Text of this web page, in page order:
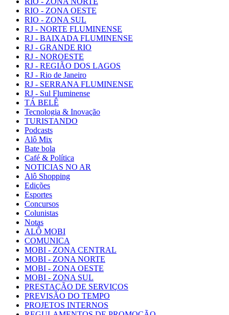
RIO - ZONA OESTE
RIO - ZONA SUL
RJ - NORTE FLUMINENSE
RJ - BAIXADA FLUMINENSE
RJ - GRANDE RIO
RJ - NOROESTE
RJ - REGIÃO DOS LAGOS
RJ - Rio de Janeiro
RJ - SERRANA FLUMINENSE
RJ - Sul Fluminense
TÁ BELÊ
Tecnologia & Inovação
TURISTANDO
Podcasts
Alô Mix
Bate bola
Café & Política
NOTICIAS NO AR
Alô Shopping
Edições
Esportes
Concursos
Colunistas
Notas
ALÔ MOBI
COMUNICA
MOBI - ZONA CENTRAL
MOBI - ZONA NORTE
MOBI - ZONA OESTE
MOBI - ZONA SUL
PRESTAÇÃO DE SERVIÇOS
PREVISÃO DO TEMPO
PROJETOS INTERNOS